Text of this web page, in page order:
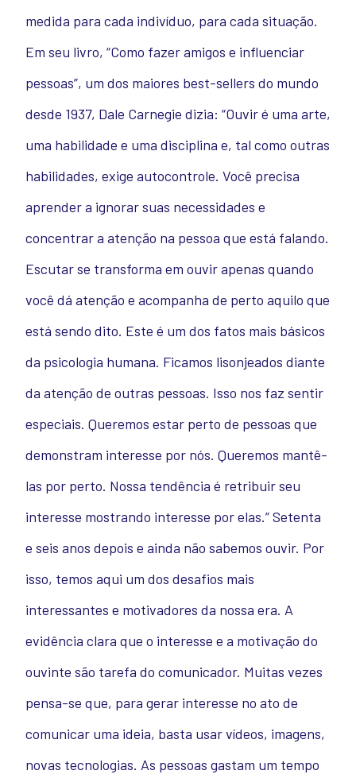
medida para cada indivíduo, para cada situação.
Em seu livro, “Como fazer amigos e influenciar
pessoas”, um dos maiores best-sellers do mundo
desde 1937, Dale Carnegie dizia: “Ouvir é uma arte,
uma habilidade e uma disciplina e, tal como outras
habilidades, exige autocontrole. Você precisa
aprender a ignorar suas necessidades e
concentrar a atenção na pessoa que está falando.
Escutar se transforma em ouvir apenas quando
você dá atenção e acompanha de perto aquilo que
está sendo dito. Este é um dos fatos mais básicos
da psicologia humana. Ficamos lisonjeados diante
da atenção de outras pessoas. Isso nos faz sentir
especiais. Queremos estar perto de pessoas que
demonstram interesse por nós. Queremos mantê-
las por perto. Nossa tendência é retribuir seu
interesse mostrando interesse por elas.” Setenta
e seis anos depois e ainda não sabemos ouvir. Por
isso, temos aqui um dos desafios mais
interessantes e motivadores da nossa era. A
evidência clara que o interesse e a motivação do
ouvinte são tarefa do comunicador. Muitas vezes
pensa-se que, para gerar interesse no ato de
comunicar uma ideia, basta usar vídeos, imagens,
novas tecnologias. As pessoas gastam um tempo